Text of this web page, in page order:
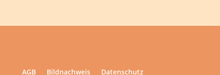
AGB Bildnachweis
Datenschutz